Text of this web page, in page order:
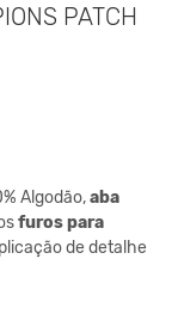
PATCH
Algodão,aba
furos para
de detalhe